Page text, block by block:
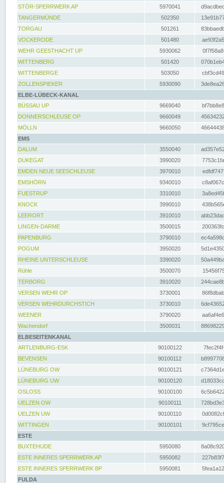
STÖR-SPERRWERK AP 5970041
TANGERMÜNDE
502350
TORGAU
501261
VOCKERODE
501480
WEHR GEESTHACHT UP
5930062
WITTENBERG
501420
WITTENBERGE
503050
ZOLLENSPIEKER
5930090
ELBE-LÜBECK-KANAL
BÜSSAU UP
9669040
DONNERSCHLEUSE OP
9660049
MÖLLN
9660050
EMS
DALUM
3550040
DUKEGAT
3990020
EMDEN NEUE SEESCHLEUSE
3970010
EMSHÖRN
9340010
FUESTRUP
3310010
KNOCK
3990010
LEERORT
3910010
LINGEN-DARME
3500015
PAPENBURG
3790010
POGUM
3950020
RHEINE UNTERSCHLEUSE
3390020
Rühle
3500070
TERBORG
3910020
VERSEN WEHR OP
3730001
VERSEN WEHRDURCHSTICH
3730010
WEENER
3790020
Wachendorf
3500031
ELBESEITENKANAL
ARTLENBURG-ESK
90100122
BEVENSEN
90100112
LÜNEBURG OW
90100121
LÜNEBURG UW
90100120
OSLOSS
90100100
UELZEN OW
90100111
UELZEN UW
90100110
WITTINGEN
90100101
ESTE
BUXTEHUDE
5950080
ESTE INNERES SPERRWERK AP
5950082
ESTE INNERES SPERRWERK BP
5950081
FULDA